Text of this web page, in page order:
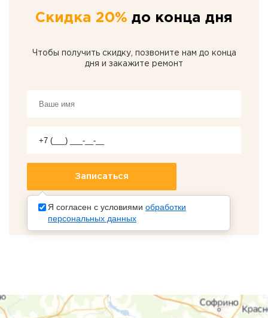
Скидка 20% до конца дня
Чтобы получить скидку, позвоните нам до конца
дня и закажите ремонт
Я согласен с условиями обработки
персональных данных